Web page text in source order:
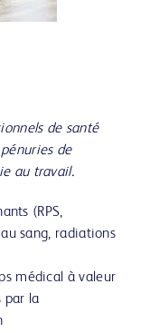
de santé
de
au travail.
(RPS,
sang, radiations
médical à valeur
par la